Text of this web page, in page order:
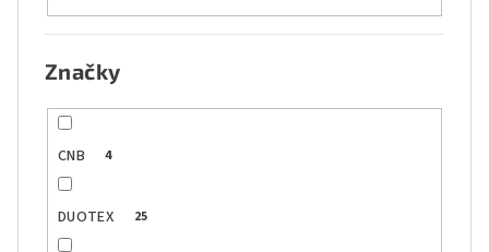
Značky
CNB 4
DUOTEX 25